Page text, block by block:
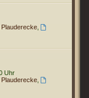
Plauderecke,
Uhr
Plauderecke,